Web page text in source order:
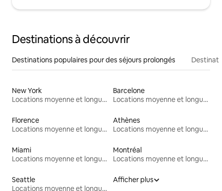
Destinations à découvrir
Destinations populaires pour des séjours prolongés
New York
Locations moyenne et longue durée
Barcelone
Locations moyenne et longue durée
Florence
Locations moyenne et longue durée
Athènes
Locations moyenne et longue durée
Miami
Locations moyenne et longue durée
Montréal
Locations moyenne et longue durée
Seattle
Locations moyenne et longue durée
Afficher plus